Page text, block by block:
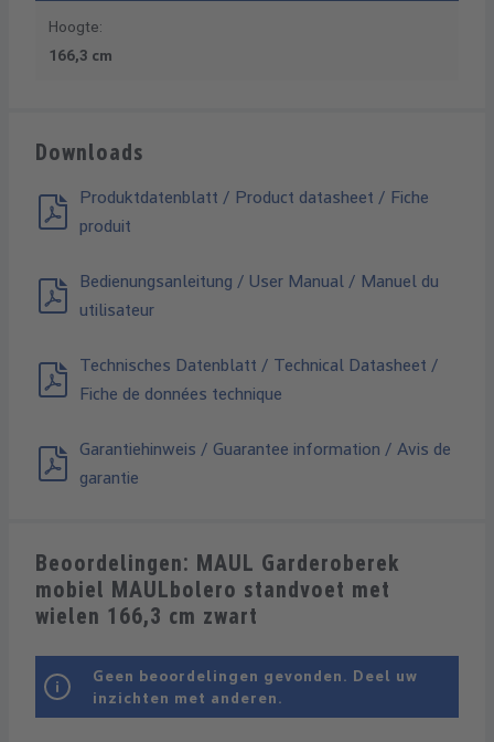
Hoogte:
166,3 cm
Downloads
Produktdatenblatt / Product datasheet / Fiche
produit
Bedienungsanleitung / User Manual / Manuel du
utilisateur
Technisches Datenblatt / Technical Datasheet /
Fiche de données technique
Garantiehinweis / Guarantee information / Avis de
garantie
Beoordelingen: MAUL Garderoberek
mobiel MAULbolero standvoet met
wielen 166,3 cm zwart
Geen beoordelingen gevonden. Deel uw
inzichten met anderen.